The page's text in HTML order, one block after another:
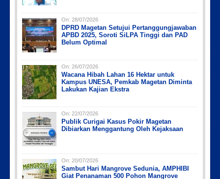
On: 28/07/2026
DPRD Magetan Setujui Pertanggungjawaban
APBD 2025, Soroti SiLPA Tinggi dan PAD
Belum Optimal
On: 26/07/2026
Wacana Hibah Lahan 16 Hektar untuk
Kampus UNESA, Pemkab Magetan Diminta
Lakukan Kajian Ekstra
On: 22/07/2026
Publik Curigai Kasus Pokir Magetan
Dibiarkan Menggantung Oleh Kejaksaan
On: 20/07/2026
Sambut Hari Mangrove Sedunia, AMPHIBI
Giat Penanaman 500 Pohon Mangrove